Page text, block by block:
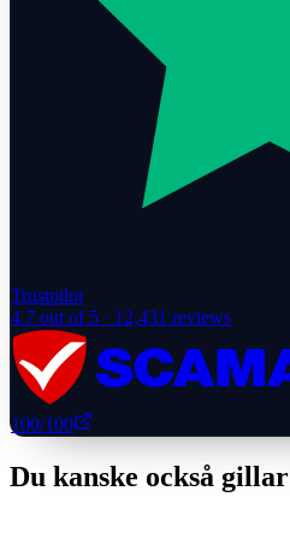
Trustpilot
4.7 out of 5 · 12,431 reviews
100/100
Du kanske också gillar